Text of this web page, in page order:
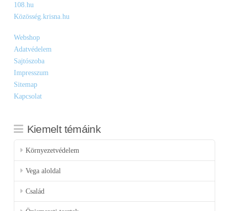
108.hu
Közösség.krisna.hu
Webshop
Adatvédelem
Sajtószoba
Impresszum
Sitemap
Kapcsolat
Kiemelt témáink
Környezetvédelem
Vega aloldal
Család